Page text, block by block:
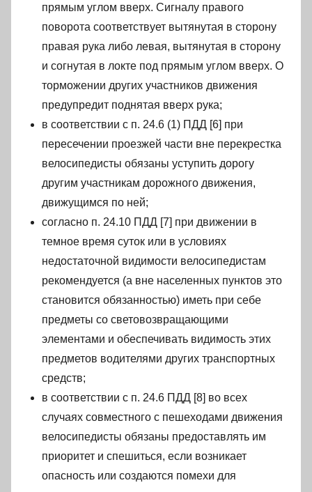
прямым углом вверх. Сигналу правого
поворота соответствует вытянутая в сторону
правая рука либо левая, вытянутая в сторону
и согнутая в локте под прямым углом вверх. О
торможении других участников движения
предупредит поднятая вверх рука;
в соответствии с п. 24.6 (1) ПДД [6] при
пересечении проезжей части вне перекрестка
велосипедисты обязаны уступить дорогу
другим участникам дорожного движения,
движущимся по ней;
согласно п. 24.10 ПДД [7] при движении в
темное время суток или в условиях
недостаточной видимости велосипедистам
рекомендуется (а вне населенных пунктов это
становится обязанностью) иметь при себе
предметы со световозвращающими
элементами и обеспечивать видимость этих
предметов водителями других транспортных
средств;
в соответствии с п. 24.6 ПДД [8] во всех
случаях совместного с пешеходами движения
велосипедисты обязаны предоставлять им
приоритет и спешиться, если возникает
опасность или создаются помехи для